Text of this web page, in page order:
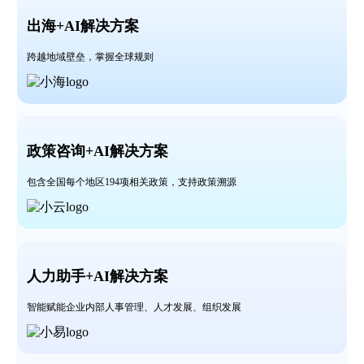
出海+AI解决方案
跨越地域壁垒， 掌握全球规则
政策咨询+AI解决方案
包含全国每个地区194项相关政策，支持政策溯源
人力助手+AI解决方案
智能赋能企业内部人事管理、人才发展、组织发展